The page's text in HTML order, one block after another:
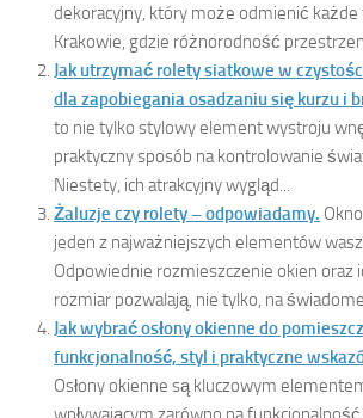
dekoracyjny, który może odmienić każde
Krakowie, gdzie różnorodność
Jak utrzymać rolety siatkowe w
dla zapobiegania osadzaniu się kurzu i
to nie tylko stylowy element wystroju
praktyczny sposób na kontrolowanie
Niestety, ich atrakcyjny wygląd...
Żaluzje czy rolety – odpowiadamy.
jeden z najważniejszych elementów
Odpowiednie rozmieszczenie okien oraz
rozmiar pozwalają, nie tylko, na
Jak wybrać osłony okienne do
funkcjonalność, styl i praktyczne
Osłony okienne są kluczowym